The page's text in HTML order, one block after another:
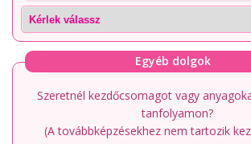
Egyéb dolgok
Szeretnél kezdőcsomagot vagy
tanfolyamon?
(A továbbképzésekhez nem tartozik